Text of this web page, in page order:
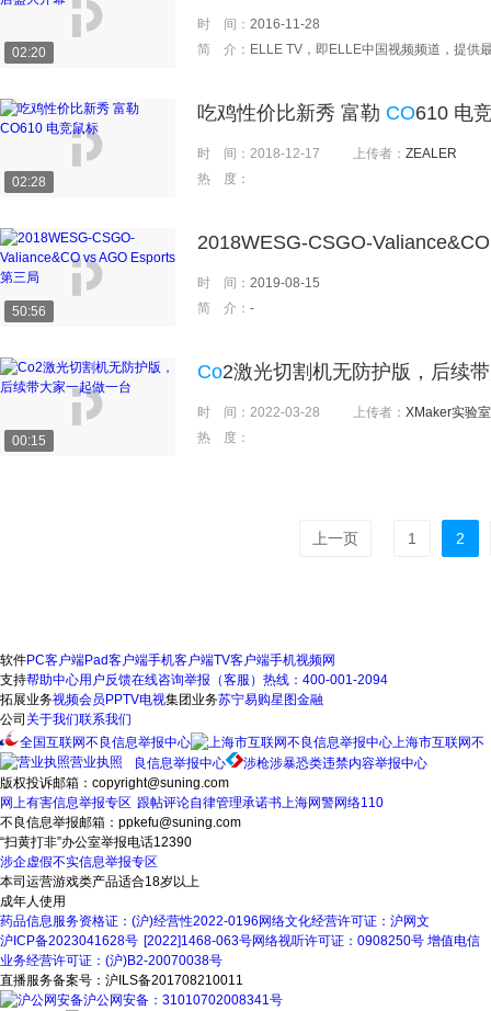
02:20
时 间： 2016-11-28
简 介： ELLE TV，即ELLE中国视频频道，提供最新的视频观赏，直击最前卫的秀场动态，着力打造全新潮流女
02:28
吃鸡性价比新秀 富勒 CO610 电
时 间： 2018-12-17 上传者： ZEALER
热 度：
50:56
2018WESG-CSGO-
时 间： 2019-08-15
简 介： -
00:15
Co2激光切割机无防护版，后续
时 间： 2022-03-28 上传者： XMaker实验室
热 度：
上一页 1 2
软件PC客户端Pad客户端手机客户端TV客户端手机视频网
支持帮助中心用户反馈在线咨询举报（客服）热线：400-001-2094
拓展业务视频会员 PPTV电视集团业务苏宁易购星图金融
公司 关于我们联系我们
全国互联网不良信息举报中心
上海市互联网不
良信息举报中心
涉枪涉暴恐类违禁内容举报中心
营业执照
版权投诉邮箱：copyright@suning.com
跟帖评论自律管理承诺书
网上有害信息举报专区
上海网警网络110
不良信息举报邮箱：ppkefu@suning.com
“扫黄打非”办公室举报电话12390
涉企虚假不实信息举报专区
本司运营游戏类产品适合18岁以上
成年人使用
药品信息服务资格证：(沪)经营性2022-0196 网络文化经营许可证：沪网文
[2022]1468-063号
沪ICP备2023041628号 网络视听许可证：0908250号 增值电信
业务经营许可证：(沪)B2-20070038号
直播服务备案号：沪ILS备201708210011
沪公网安备：31010702008341号